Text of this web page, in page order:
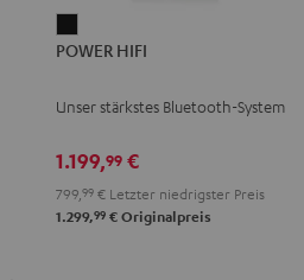
HIFI
POWER HIFI
Unser stärkstes Bluetooth-System
1.199,99 €
799, 99 € Letzter niedrigster Preis
1.299,99 € Originalpreis